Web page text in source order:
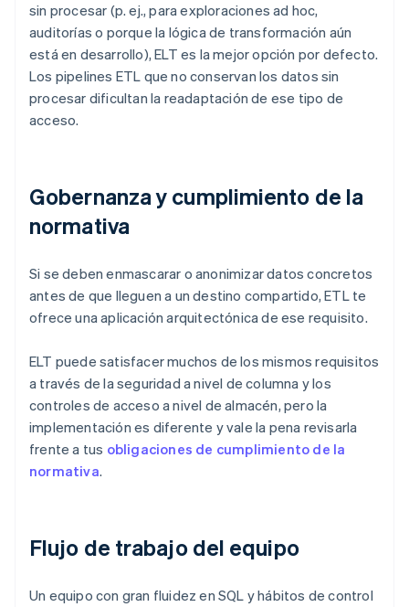
sin procesar (p. ej., para exploraciones ad hoc,
auditorías o porque la lógica de transformación aún
está en desarrollo), ELT es la mejor opción por defecto.
Los pipelines ETL que no conservan los datos sin
procesar dificultan la readaptación de ese tipo de
acceso.
Gobernanza y cumplimiento de la
normativa
Si se deben enmascarar o anonimizar datos concretos
antes de que lleguen a un destino compartido, ETL te
ofrece una aplicación arquitectónica de ese requisito.
ELT puede satisfacer muchos de los mismos requisitos
a través de la seguridad a nivel de columna y los
controles de acceso a nivel de almacén, pero la
implementación es diferente y vale la pena revisarla
frente a tus obligaciones de cumplimiento de la
normativa.
Flujo de trabajo del equipo
Un equipo con gran fluidez en SQL y hábitos de control